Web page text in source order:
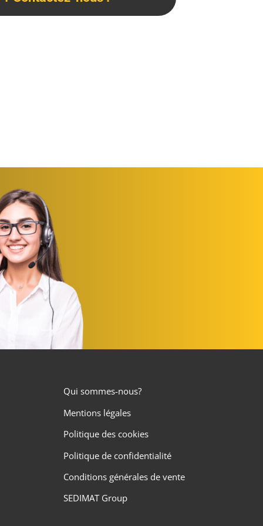
Qui sommes-nous?
Mentions légales
Politique des cookies
Politique de confidentialité
Conditions générales de vente
SEDIMAT Group